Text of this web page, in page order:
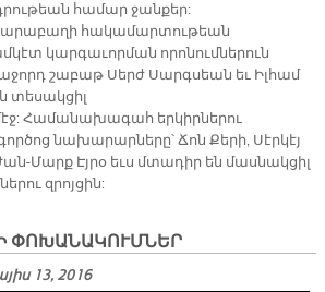
համար ջանքեր:
հակամարտութեան
կարգաւորման որոնումներուն
շաբաթ Սերժ Սարգսեան եւ Իլհամ
տեսակցիլ
Համանախագահ երկիրներու
նախարարները՝ Ճոն Քերի, Սէրկէյ
Մարք Էյրօ եւս մտադիր են մասնակցիլ
զրոյցին:
ՓՈԽԱՆԱԿՈՒՄՆԵՐ
13, 2016